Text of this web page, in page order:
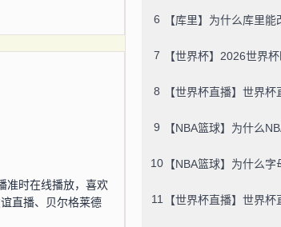
准时在线播放，喜欢
直播、贝尔格莱德
6 【库里】为什么库里
7 【世界杯】2026世界
8 【世界杯直播】世界
9 【NBA篮球】为什么
10 【NBA篮球】为什么
11 【世界杯直播】世界